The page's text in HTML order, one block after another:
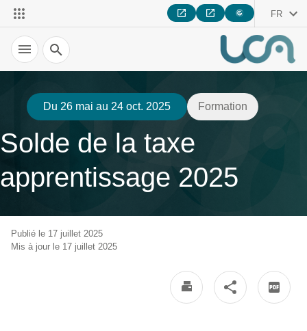
FR
Recherche
Du 26 mai au 24 oct. 2025 Formation
Solde de la taxe
apprentissage 2025
Publié le 17 juillet 2025
Mis à jour le 17 juillet 2025